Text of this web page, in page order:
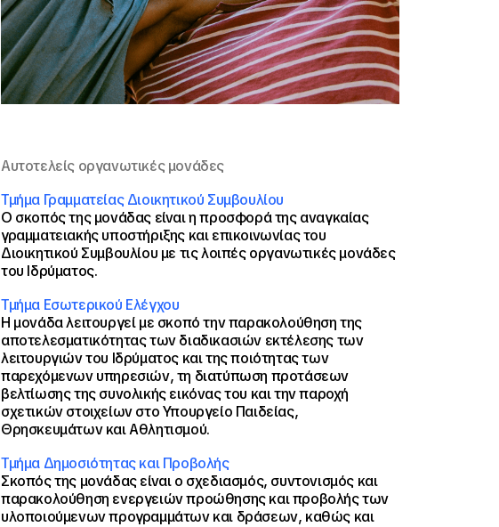
Αυτοτελείς οργανωτικές μονάδες
Τμήμα Γραμματείας Διοικητικού Συμβουλίου
Ο σκοπός της μονάδας είναι η προσφορά της αναγκαίας
γραμματειακής υποστήριξης και επικοινωνίας του
Διοικητικού Συμβουλίου με τις λοιπές οργανωτικές μονάδες
του Ιδρύματος.
Τμήμα Εσωτερικού Ελέγχου
Η μονάδα λειτουργεί με σκοπό την παρακολούθηση της
αποτελεσματικότητας των διαδικασιών εκτέλεσης των
λειτουργιών του Ιδρύματος και της ποιότητας των
παρεχόμενων υπηρεσιών, τη διατύπωση προτάσεων
βελτίωσης της συνολικής εικόνας του και την παροχή
σχετικών στοιχείων στο Υπουργείο Παιδείας,
Θρησκευμάτων και Αθλητισμού.
Τμήμα Δημοσιότητας και Προβολής
Σκοπός της μονάδας είναι ο σχεδιασμός, συντονισμός και
παρακολούθηση ενεργειών προώθησης και προβολής των
υλοποιούμενων προγραμμάτων και δράσεων, καθώς και